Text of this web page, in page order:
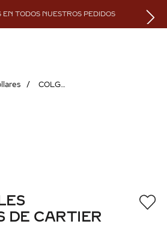
EN TODOS NUESTROS PEDIDOS
COLGANTE LES BERLINGOTS DE CARTIER
DE CARTIER